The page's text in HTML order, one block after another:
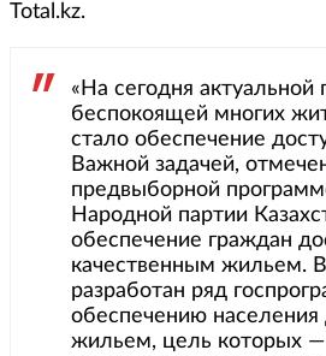
Total.kz.
«На сегодня актуальной
беспокоящей многих
стало обеспечение
Важной задачей,
предвыборной
Народной партии
обеспечение граждан
качественным жильем.
разработан ряд
обеспечению
жильем, цель которых —